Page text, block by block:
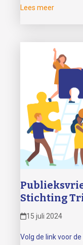
Lees meer
Stichting
15 juli 2024
Volg de link voor